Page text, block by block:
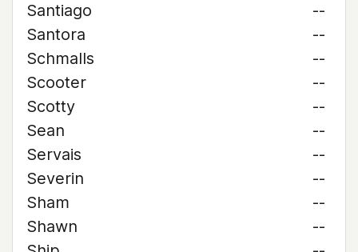
Santiago
--
Santora
--
Schmalls
--
Scooter
--
Scotty
--
Sean
--
Servais
--
Severin
--
Sham
--
Shawn
--